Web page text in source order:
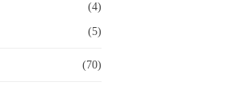
(4)
(5)
(70)